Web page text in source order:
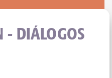
- DIÁLOGOS